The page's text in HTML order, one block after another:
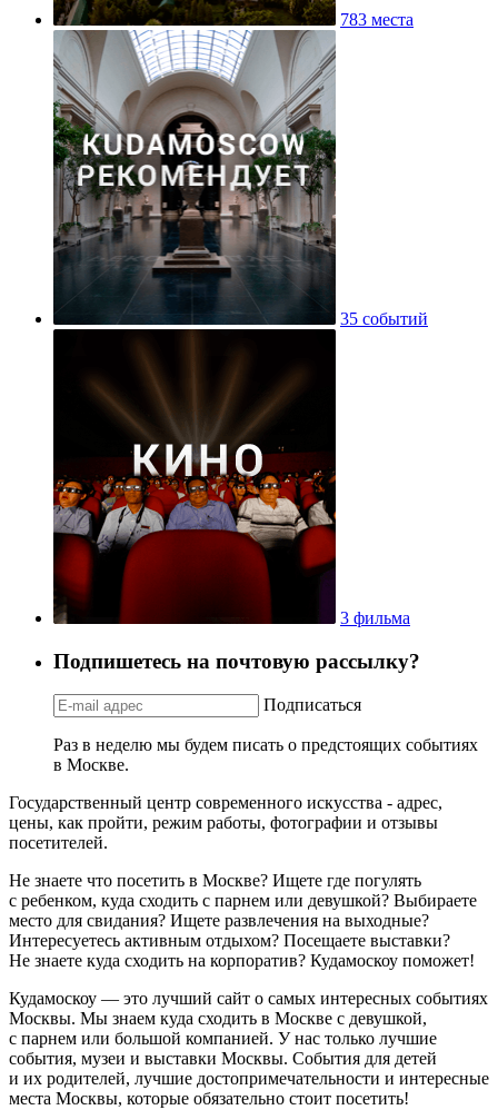
783 места
35 событий
3 фильма
Подпишетесь на почтовую рассылку?
Подписаться
Раз в неделю мы будем писать о предстоящих событиях
в Москве.
Государственный центр современного искусства - адрес,
цены, как пройти, режим работы, фотографии и отзывы
посетителей.
Не знаете что посетить в Москве? Ищете где погулять
с ребенком, куда сходить с парнем или девушкой? Выбираете
место для свидания? Ищете развлечения на выходные?
Интересуетесь активным отдыхом? Посещаете выставки?
Не знаете куда сходить на корпоратив? Кудамоскоу поможет!
Кудамоскоу — это лучший сайт о самых интересных событиях
Москвы. Мы знаем куда сходить в Москве с девушкой,
с парнем или большой компанией. У нас только лучшие
события, музеи и выставки Москвы. События для детей
и их родителей, лучшие достопримечательности и интересные
места Москвы, которые обязательно стоит посетить!